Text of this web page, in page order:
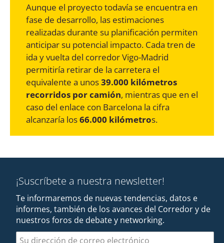
Aunque el proyecto todavía se encuentra en
fase de desarrollo, las estimaciones
realizadas durante su planificación permiten
anticipar su potencial impacto. Cada tren de
ida y vuelta del corredor Vigo-Madrid
permitiría retirar de la carretera el
equivalente a unos39.000 kilómetros
recorridos por camión, mientras que en el
caso del enlace con Barcelona la cifra
alcanzaría los66.000 kilómetros.
¡Suscríbete a nuestra newsletter!
Te informaremos de nuevas tendencias, datos e
informes, también de los avances del Corredor y de
nuestros foros de debate y networking.
Dirección de correo electrónico